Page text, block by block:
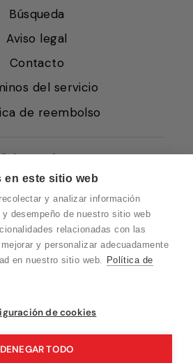
en este sitio web
y analizar información
desempeño de nuestro sitio web
relacionadas con las
y personalizar adecuadamente
en nuestro sitio web. Política de
de cookies
DENEGAR TODO
Búsqueda
Aviso legal
Contacto
del servicio
de reembolso
de Venta
somos
de Cookies
de Datos
Blog EN
Blog DE
Blog IT
un momento. Recuerda que
de atención al cliente es de